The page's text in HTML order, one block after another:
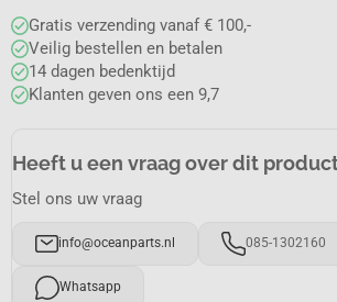
Gratis verzending vanaf € 100,-
Veilig bestellen en betalen
14 dagen bedenktijd
Klanten geven ons een 9,7
Heeft u een vraag over dit
Stel ons uw vraag
info@oceanparts.nl 085-1302160
Whatsapp